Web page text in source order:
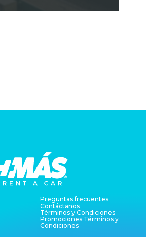
Preguntas frecuentes
Contáctanos
Términos y Condiciones
Promociones Términos y
Condiciones